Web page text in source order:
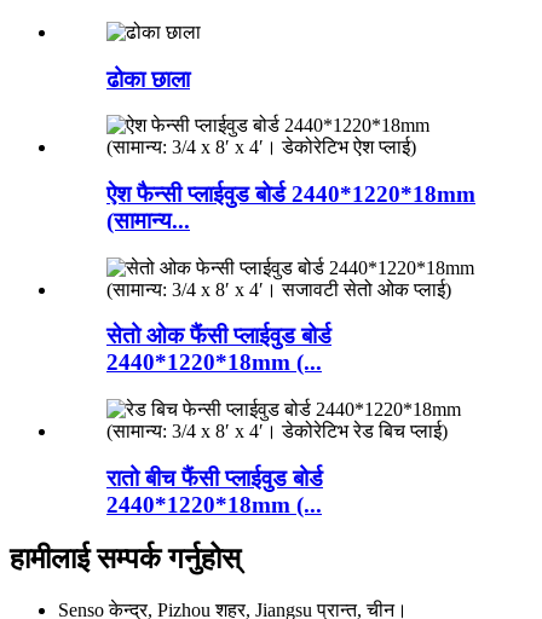
ढोका छाला
ऐश फैन्सी प्लाईवुड बोर्ड 2440*1220*18mm
(सामान्य...
सेतो ओक फैंसी प्लाईवुड बोर्ड
2440*1220*18mm (...
रातो बीच फैंसी प्लाईवुड बोर्ड
2440*1220*18mm (...
हामीलाई सम्पर्क गर्नुहोस्
Senso केन्द्र, Pizhou शहर, Jiangsu प्रान्त, चीन।